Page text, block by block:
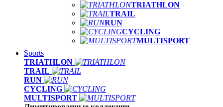
TRIATHLON
TRAIL
RUN
CYCLING
MULTISPORT
Sports
TRIATHLON
TRAIL
RUN
CYCLING
MULTISPORT